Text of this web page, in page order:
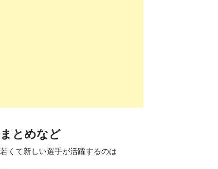
まとめなど
若くて新しい選手が活躍するのは